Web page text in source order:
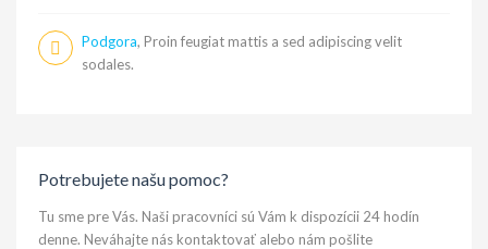
Podgora, Proin feugiat mattis a sed adipiscing velit
sodales.
Potrebujete našu pomoc?
Tu sme pre Vás. Naši pracovníci sú Vám k dispozícii 24 hodín
denne. Neváhajte nás kontaktovať alebo nám pošlite